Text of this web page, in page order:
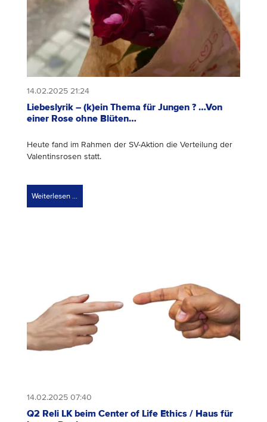
14.02.2025 21:24
Liebeslyrik – (k)ein Thema für Jungen ? …Von
einer Rose ohne Blüten…
Heute fand im Rahmen der SV-Aktion die Verteilung der
Valentinsrosen statt.
Weiterlesen …
14.02.2025 07:40
Q2 Reli LK beim Center of Life Ethics / Haus für